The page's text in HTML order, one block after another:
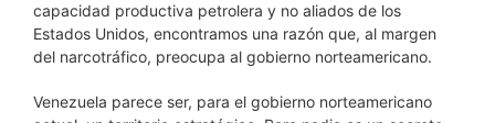
capacidad productiva petrolera y no aliados de los
Estados Unidos, encontramos una razón que, al margen
del narcotráfico, preocupa al gobierno norteamericano.
Venezuela parece ser, para el gobierno norteamericano